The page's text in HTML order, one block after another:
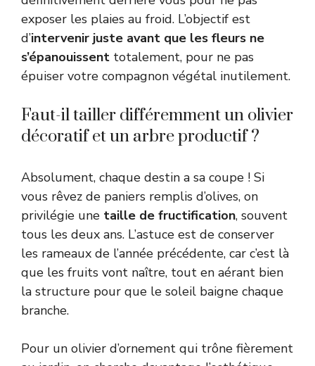
exposer les plaies au froid. L’objectif est
d’intervenir juste avant que les fleurs ne
s’épanouissent totalement, pour ne pas
épuiser votre compagnon végétal inutilement.
Faut-il tailler différemment un olivier
décoratif et un arbre productif ?
Absolument, chaque destin a sa coupe ! Si
vous rêvez de paniers remplis d’olives, on
privilégie une taille de fructification, souvent
tous les deux ans. L’astuce est de conserver
les rameaux de l’année précédente, car c’est là
que les fruits vont naître, tout en aérant bien
la structure pour que le soleil baigne chaque
branche.
Pour un olivier d’ornement qui trône fièrement